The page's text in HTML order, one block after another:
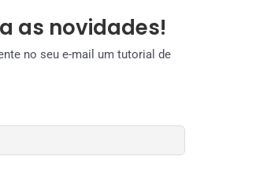
as novidades!
no seu e-mail um tutorial de